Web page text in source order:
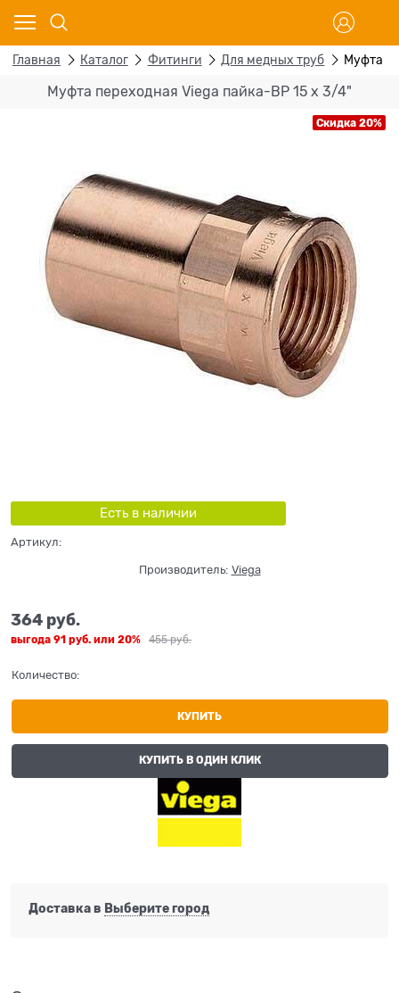
Главная Каталог Фитинги Для медных труб Муфта
Муфта переходная Viega пайка-ВР 15 х 3/4"
Скидка 20%
Есть в наличии
Артикул:
Производитель: Viega
455 руб.
364 руб.
выгода 91 руб. или 20%
Количество:
КУПИТЬ
КУПИТЬ В ОДИН КЛИК
Доставка в Выберите город